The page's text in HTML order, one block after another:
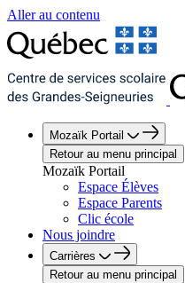
Aller au contenu
Mozaïk Portail
Retour au menu principal
Mozaïk Portail
Espace Élèves
Espace Parents
Clic école
Nous joindre
Carrières
Retour au menu principal